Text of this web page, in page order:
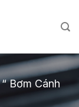
Bơm Cánh